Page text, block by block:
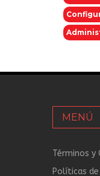
MENÚ
Términos y
Políticas